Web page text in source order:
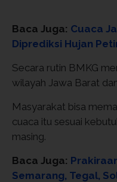
Baca Juga: Cuaca
Diprediksi Hujan
Secara rutin BMKG
wilayah Jawa Barat
Masyarakat bisa
cuaca itu sesuai
masing.
Baca Juga:
Semarang, Tegal,